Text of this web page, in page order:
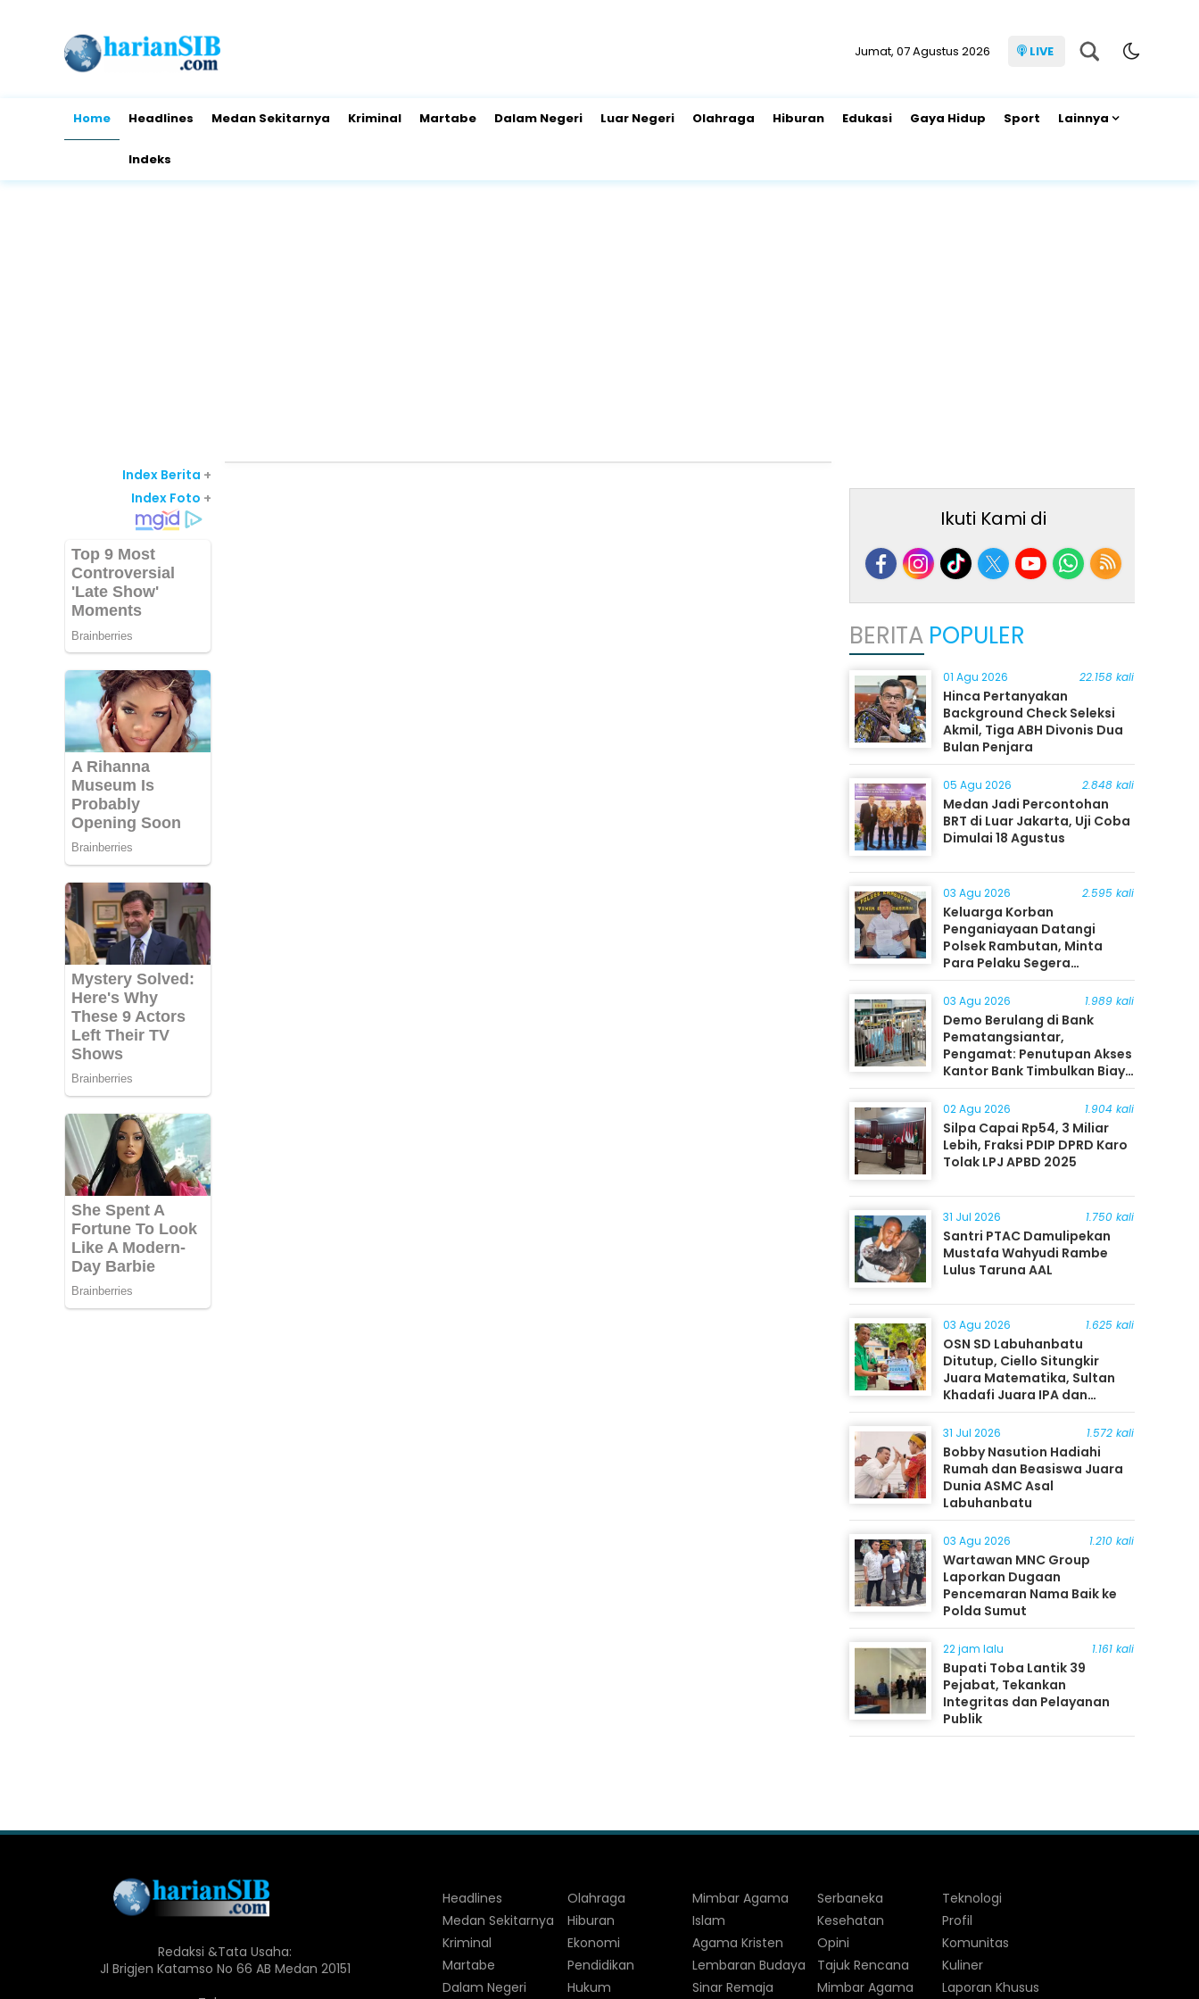
Jumat, 07 Agustus 2026 LIVE
Home Headlines Medan Sekitarnya Kriminal Martabe Dalam Negeri Luar Negeri Olahraga Hiburan Edukasi Gaya Hidup Sport Lainnya
Indeks
Index Berita +
Index Foto +
Ikuti Kami di
BERITA POPULER
01 Agu 2026 22.158 kali
Hinca Pertanyakan
Background Check Seleksi
Akmil, Tiga ABH Divonis Dua
Bulan Penjara
05 Agu 2026 2.848 kali
Medan Jadi Percontohan
BRT di Luar Jakarta, Uji Coba
Dimulai 18 Agustus
03 Agu 2026 2.595 kali
Keluarga Korban
Penganiayaan Datangi
Polsek Rambutan, Minta
Para Pelaku Segera
Ditangkap
03 Agu 2026 1.989 kali
Demo Berulang di Bank
Pematangsiantar,
Pengamat: Penutupan Akses
Kantor Bank Timbulkan Biaya
Ekonomi bagi Masyarakat
02 Agu 2026 1.904 kali
Silpa Capai Rp54, 3 Miliar
Lebih, Fraksi PDIP DPRD Karo
Tolak LPJ APBD 2025
31 Jul 2026 1.750 kali
Santri PTAC Damulipekan
Mustafa Wahyudi Rambe
Lulus Taruna AAL
03 Agu 2026 1.625 kali
OSN SD Labuhanbatu
Ditutup, Ciello Situngkir
Juara Matematika, Sultan
Khadafi Juara IPA dan
Timothy Rangkuti Juara IPS
31 Jul 2026 1.572 kali
Bobby Nasution Hadiahi
Rumah dan Beasiswa Juara
Dunia ASMC Asal
Labuhanbatu
03 Agu 2026 1.210 kali
Wartawan MNC Group
Laporkan Dugaan
Pencemaran Nama Baik ke
Polda Sumut
22 jam lalu 1.161 kali
Bupati Toba Lantik 39
Pejabat, Tekankan
Integritas dan Pelayanan
Publik
Redaksi &Tata Usaha:
Jl Brigjen Katamso No 66 AB Medan 20151
Headlines
Medan Sekitarnya
Kriminal
Martabe
Dalam Negeri
Olahraga
Hiburan
Ekonomi
Pendidikan
Hukum
Mimbar Agama
Islam
Agama Kristen
Lembaran Budaya
Sinar Remaja
Serbaneka
Kesehatan
Opini
Tajuk Rencana
Mimbar Agama
Teknologi
Profil
Komunitas
Kuliner
Laporan Khusus